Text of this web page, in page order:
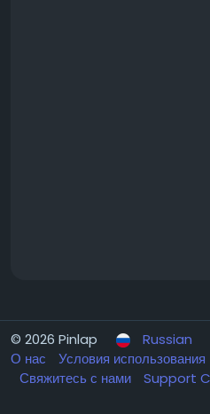
© 2026 Pinlap
Russian
О нас
Условия использования
Свяжитесь с нами
Support